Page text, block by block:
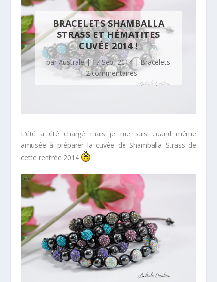
BRACELETS SHAMBALLA
STRASS ET HÉMATITES
CUVÉE 2014 !
parAustrale|17 Sep, 2014|Bracelets
|2 commentaires
L’été a été chargé mais je me suis quand même
amusée à préparer la cuvée de Shamballa Strass de
cette rentrée 2014